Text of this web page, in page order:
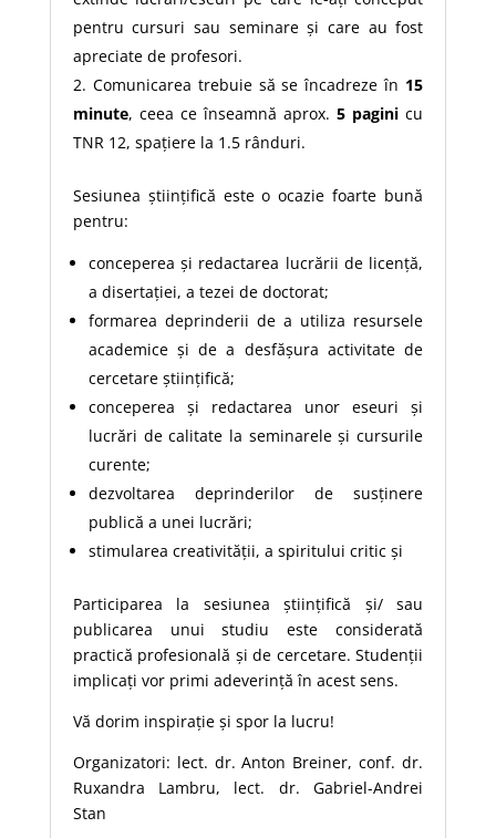
pentru cursuri sau seminare și care au fost
apreciate de profesori.
Comunicarea trebuie să se încadreze în 15
minute, ceea ce înseamnă aprox.5 pagini cu
TNR 12, spațiere la 1.5 rânduri.
Sesiunea științifică este o ocazie foarte bună
pentru:
conceperea și redactarea lucrării de licență,
a disertației, a tezei de doctorat;
formarea deprinderii de a utiliza resursele
academice și de a desfășura activitate de
cercetare științifică;
conceperea și redactarea unor eseuri și
lucrări de calitate la seminarele și cursurile
curente;
dezvoltarea deprinderilor de susținere
publică a unei lucrări;
stimularea creativității, a spiritului critic și
Participarea la sesiunea științifică și/ sau
publicarea unui studiu este considerată
practică profesională și de cercetare. Studenții
implicați vor primi adeverință în acest sens.
Vă dorim inspirație și spor la lucru!
Organizatori: lect. dr. Anton Breiner, conf. dr.
Ruxandra Lambru, lect. dr. Gabriel-Andrei
Stan